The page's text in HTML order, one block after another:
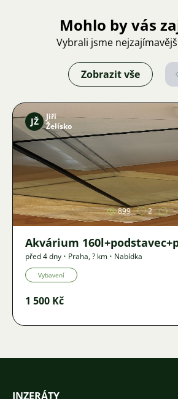
Mohlo by vás
Vybrali jsme
Zobrazit vše
Obrázek
JŽ
Jiří
Želísko
899 2
Akvárium
před 4 dny • Praha,? km • Nabídka
Vybavení
1 500 Kč
INZERÁTY